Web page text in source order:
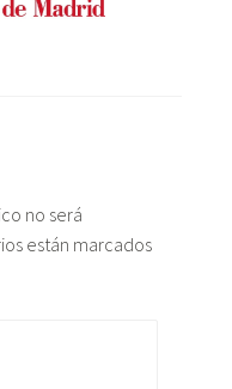
no será
están marcados